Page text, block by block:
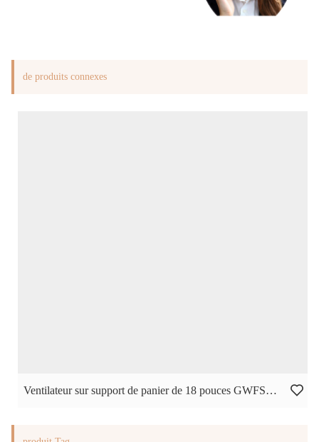
de produits connexes
Ventilateur sur support de panier de 18 pouces GWFS-67